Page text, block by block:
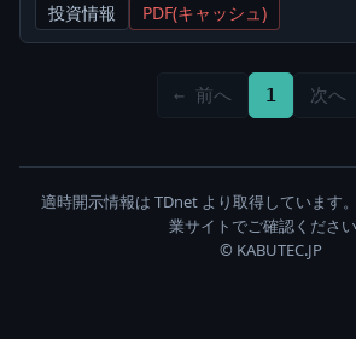
投資情報 PDF(キャッシュ)
← 前へ 1 次へ
適時開示情報は TDnet より取得しています
業サイトでご確認ください
© KABUTEC.JP